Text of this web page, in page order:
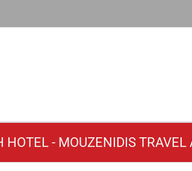
HOTEL - MOUZENIDIS TRAVEL